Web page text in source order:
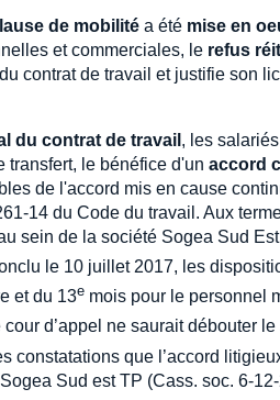
de mobilité a été mise en
et commerciales, le refus
contrat de travail et justifie son
du contrat de travail , les
transfert, le bénéfice d'un accord
de l'accord mis en cause
14 du Code du travail. Aux
sein de la société Sogea Sud
le 10 juillet 2017, les
et du 13e mois pour le personnel
cour d’appel ne saurait débouter
constatations que l’accord
Sud est TP (Cass. soc. 6-